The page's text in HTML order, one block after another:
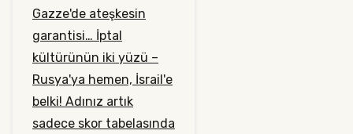
Gazze'de ateşkesin
garantisi… İptal
kültürünün iki yüzü –
Rusya'ya hemen, İsrail'e
belki! Adınız artık
sadece skor tabelasında